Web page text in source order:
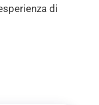
di